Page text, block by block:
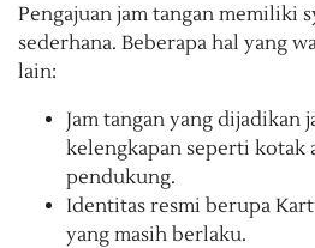
Pengajuan jam tangan memiliki
sederhana. Beberapa hal yang
lain:
Jam tangan yang dijadikan
kelengkapan seperti kotak
pendukung.
Identitas resmi berupa
yang masih berlaku.